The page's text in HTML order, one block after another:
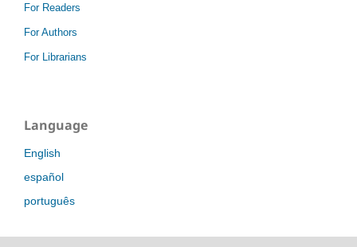
For Readers
For Authors
For Librarians
Language
English
español
português